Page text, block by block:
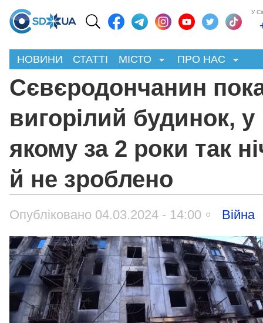
У
НОВИНИ СТАТТІ МІСТО ПРО НАС
Сєвєродончанин
вигорілий будинок, у
якому за 2 роки так
й не зроблено
Опубліковано 04.03.2024 - 14:00 Війна